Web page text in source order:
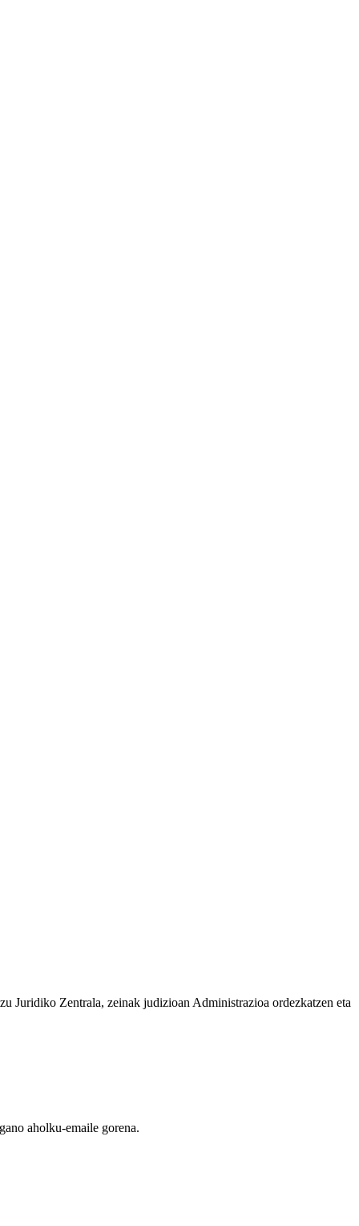
Juridiko Zentrala, zeinak judizioan Administrazioa ordezkatzen eta
aholku-emaile gorena.